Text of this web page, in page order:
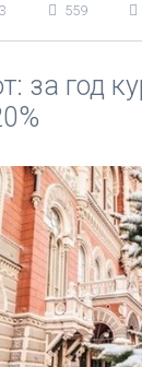
559
за год